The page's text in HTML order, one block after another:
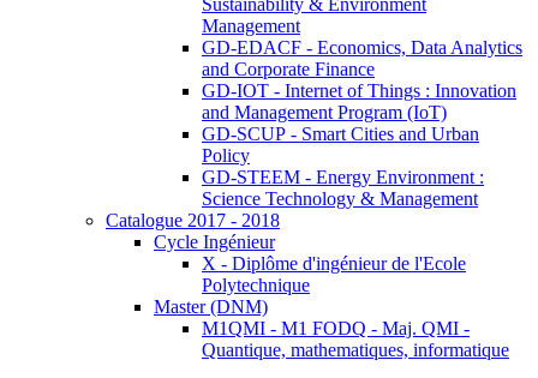
Sustainability & Environment
Management
GD-EDACF - Economics, Data Analytics
and Corporate Finance
GD-IOT - Internet of Things : Innovation
and Management Program (IoT)
GD-SCUP - Smart Cities and Urban
Policy
GD-STEEM - Energy Environment :
Science Technology & Management
Catalogue 2017 - 2018
Cycle Ingénieur
X - Diplôme d'ingénieur de l'Ecole
Polytechnique
Master (DNM)
M1QMI - M1 FODQ - Maj. QMI -
Quantique, mathematiques, informatique